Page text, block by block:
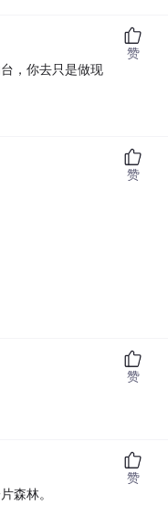
，你去只是做现
赞
赞
赞
森林。
赞